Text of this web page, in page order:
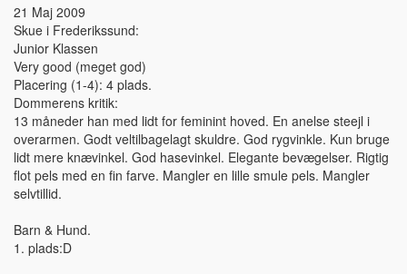
21 Maj 2009
Skue i Frederikssund:
Junior Klassen
Very good (meget god)
Placering (1-4): 4 plads.
Dommerens kritik:
13 måneder han med lidt for feminint hoved. En anelse steejl i
overarmen. Godt veltilbagelagt skuldre. God rygvinkle. Kun bruge
lidt mere knævinkel. God hasevinkel. Elegante bevægelser. Rigtig
flot pels med en fin farve. Mangler en lille smule pels. Mangler
selvtillid.
Barn & Hund.
1. plads:D